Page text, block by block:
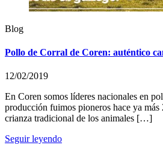
Blog
Pollo de Corral de Coren: auténtico
12/02/2019
En Coren somos líderes nacionales en
producción fuimos pioneros hace ya más
crianza tradicional de los animales […]
Seguir leyendo